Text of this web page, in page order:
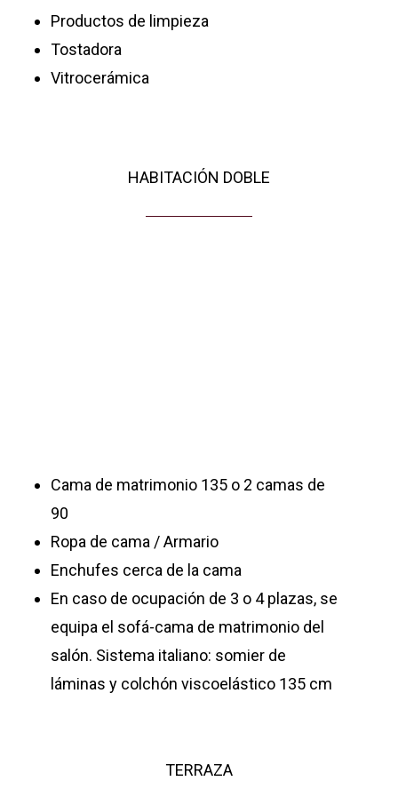
Productos de limpieza
Tostadora
Vitrocerámica
HABITACIÓN DOBLE
Cama de matrimonio 135 o 2 camas de
90
Ropa de cama / Armario
Enchufes cerca de la cama
En caso de ocupación de 3 o 4 plazas, se
equipa el sofá-cama de matrimonio del
salón. Sistema italiano: somier de
láminas y colchón viscoelástico 135 cm
TERRAZA